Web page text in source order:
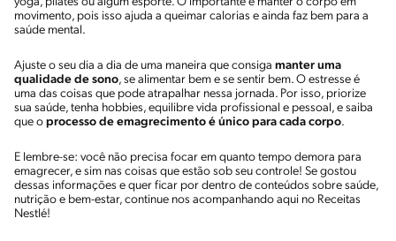
movimento, pois isso ajuda a queimar calorias e ainda faz bem para a
saúde mental.
Ajuste o seu dia a dia de uma maneira que consiga manter uma
qualidade de sono, se alimentar bem e se sentir bem. O estresse é
uma das coisas que pode atrapalhar nessa jornada. Por isso, priorize
sua saúde, tenha hobbies, equilibre vida profissional e pessoal, e saiba
que o processo de emagrecimento é único para cada corpo.
E lembre-se: você não precisa focar em quanto tempo demora para
emagrecer, e sim nas coisas que estão sob seu controle! Se gostou
dessas informações e quer ficar por dentro de conteúdos sobre saúde,
nutrição e bem-estar, continue nos acompanhando aqui no Receitas
Nestlé!